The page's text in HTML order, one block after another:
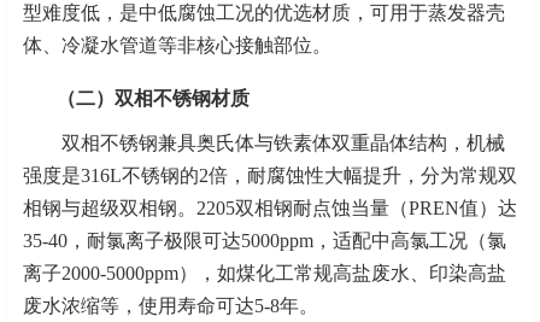
型难度低，是中低腐蚀工况的优选材质，可用于蒸发器壳
体、冷凝水管道等非核心接触部位。
（二）双相不锈钢材质
双相不锈钢兼具奥氏体与铁素体双重晶体结构，机械
强度是316L不锈钢的2倍，耐腐蚀性大幅提升，分为常规双
相钢与超级双相钢。2205双相钢耐点蚀当量（PREN值）达
35-40，耐氯离子极限可达5000ppm，适配中高氯工况（氯
离子2000-5000ppm），如煤化工常规高盐废水、印染高盐
废水浓缩等，使用寿命可达5-8年。